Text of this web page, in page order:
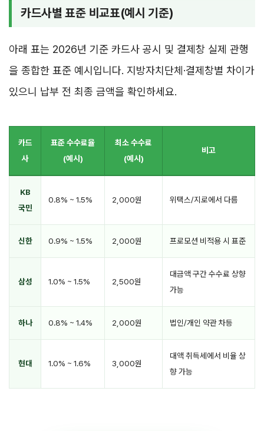
카드사별 표준 비교표(예시 기준)
아래 표는 2026년 기준 카드사 공시 및 결제창 실제 관행
을 종합한 표준 예시입니다. 지방자치단체·결제창별 차이가
있으니 납부 전 최종 금액을 확인하세요.
카드
사
표준 수수료율
(예시)
최소 수수료
(예시)
비고
KB
국민
0.8% ~ 1.5% 2,000원 위택스/지로에서 다름
신한 0.9% ~ 1.5% 2,000원 프로모션 비적용 시 표준
삼성 1.0% ~ 1.5% 2,500원
대금액 구간 수수료 상향
가능
하나 0.8% ~ 1.4% 2,000원 법인/개인 약관 차등
현대 1.0% ~ 1.6% 3,000원
대액 취득세에서 비율 상
향 가능